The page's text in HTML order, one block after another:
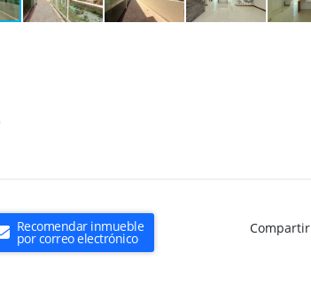
Recomendar inmueble
por correo electrónico
Compartir